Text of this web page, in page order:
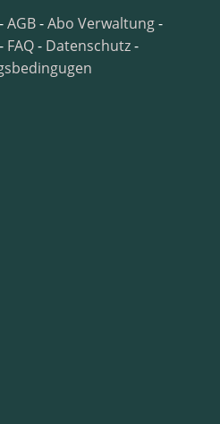
-AGB-Abo Verwaltung-
FAQ- Datenschutz-